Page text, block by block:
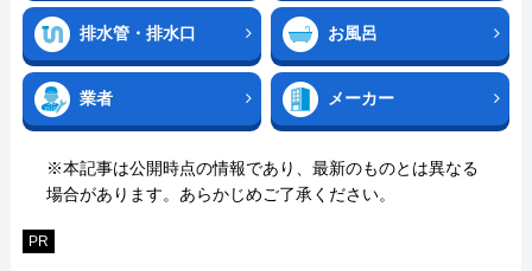
排水管・排水口 お風呂
業者 メーカー
※本記事は公開時点の情報であり、最新のものとは異なる
場合があります。あらかじめご了承ください。
PR